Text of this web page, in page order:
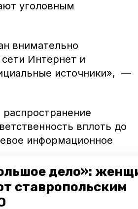
дело»:
ставропольским
уголовным
внимательно
Интернет и
источники», —
вплоть до
информационное